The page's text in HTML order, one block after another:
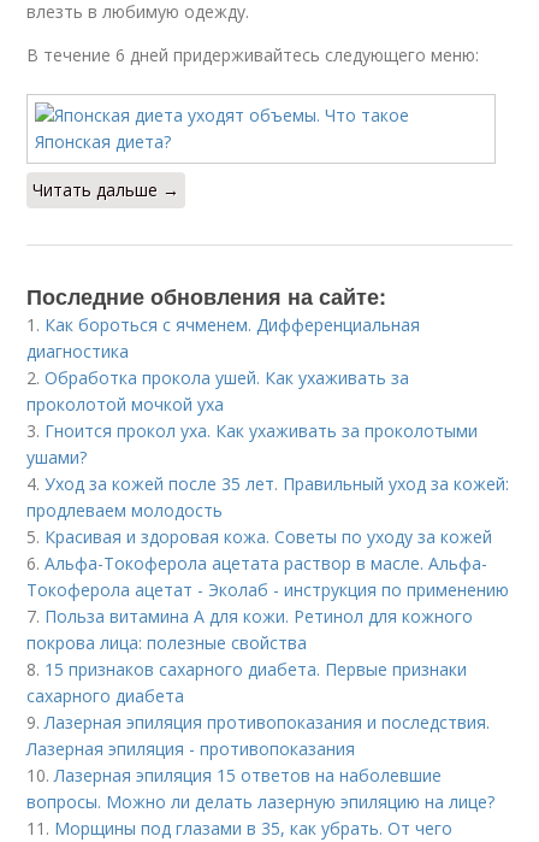
влезть в любимую одежду.
В течение 6 дней придерживайтесь следующего меню:
Читать дальше →
Последние обновления на сайте:
1. Как бороться с ячменем. Дифференциальная
диагностика
2.Обработка прокола ушей. Как ухаживать за
проколотой мочкой уха
3. Гноится прокол уха. Как ухаживать за проколотыми
ушами?
4.Уход за кожей после 35 лет. Правильный уход за кожей:
продлеваем молодость
5. Красивая и здоровая кожа. Советы по уходу за кожей
6.Альфа-Токоферола ацетата раствор в масле. Альфа-
Токоферола ацетат - Эколаб - инструкция по применению
7. Польза витамина А для кожи. Ретинол для кожного
покрова лица: полезные свойства
8. 15 признаков сахарного диабета. Первые признаки
сахарного диабета
9.Лазерная эпиляция противопоказания и последствия.
Лазерная эпиляция - противопоказания
10.Лазерная эпиляция 15 ответов на наболевшие
вопросы. Можно ли делать лазерную эпиляцию на лице?
11. Морщины под глазами в 35, как убрать. От чего